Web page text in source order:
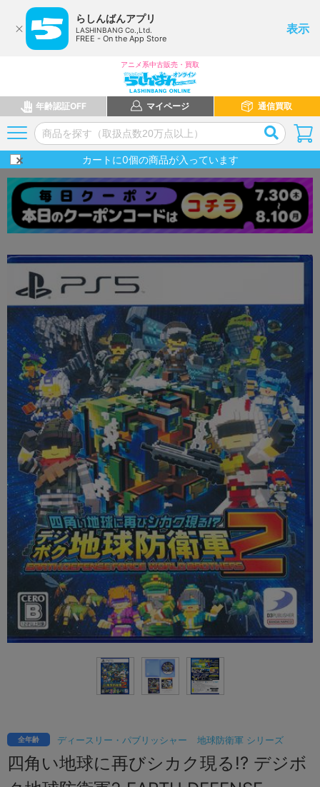
らしんばんアプリ
LASHINBANG Co.,Ltd.
FREE - On the App Store
表示
アニメ系中古販売・買取
年齢認証OFF マイページ 通信買取
カートに0個の商品が入っています
ディースリー・パブリッシャー 地球防衛軍 シリーズ
全年齢
四角い地球に再びシカク現る!? デジボ